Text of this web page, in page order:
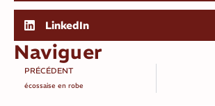
LinkedIn
Naviguer
PRÉCÉDENT
écossaise en robe